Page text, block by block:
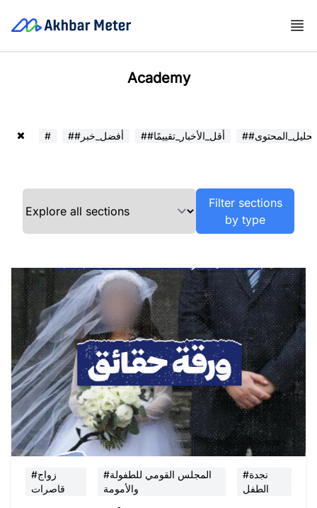
Academy
# ##أفضل_خبر ##أقل_الأخبار_تقييمًا ##تحليل_المحتوى
Filter sections
by type
#زواج
قاصرات
#المجلس القومي للطفولة
والأمومة
#نجدة
الطفل